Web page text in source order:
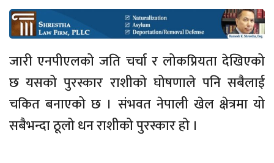
जारी एनपीएलको जति चर्चा र लोकप्रियता देखिएको
छ यसको पुरस्कार राशीको घोषणाले पनि सबैलाई
चकित बनाएको छ । संभवत नेपाली खेल क्षेत्रमा यो
सबैभन्दा ठूलो धन राशीको पुरस्कार हो ।